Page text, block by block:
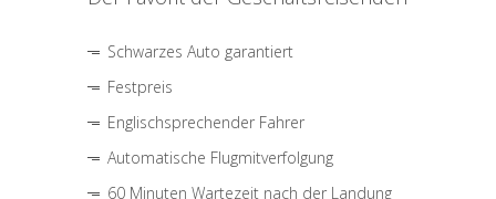
Schwarzes Auto garantiert
Festpreis
Englischsprechender Fahrer
Automatische Flugmitverfolgung
60 Minuten Wartezeit nach der Landung